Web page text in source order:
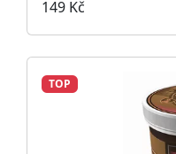
149 Kč
TOP